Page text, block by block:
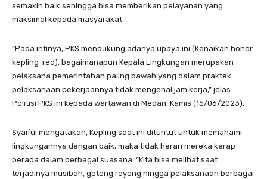
semakin baik sehingga bisa memberikan pelayanan yang
maksimal kepada masyarakat.
“Pada intinya, PKS mendukung adanya upaya ini (Kenaikan honor
kepling-red), bagaimanapun Kepala Lingkungan merupakan
pelaksana pemerintahan paling bawah yang dalam praktek
pelaksanaan pekerjaannya tidak mengenal jam kerja,” jelas
Politisi PKS ini kepada wartawan di Medan, Kamis (15/06/2023).
Syaiful mengatakan, Kepling saat ini dituntut untuk memahami
lingkungannya dengan baik, maka tidak heran mereka kerap
berada dalam berbagai suasana. “Kita bisa melihat saat
terjadinya musibah, gotong royong hingga pelaksanaan berbagai